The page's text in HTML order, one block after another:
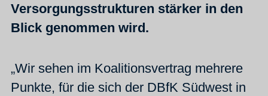
Versorgungsstrukturen stärker in den
Blick genommen wird.
„Wir sehen im Koalitionsvertrag mehrere
Punkte, für die sich der DBfK Südwest in